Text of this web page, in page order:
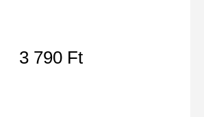
3 790 Ft